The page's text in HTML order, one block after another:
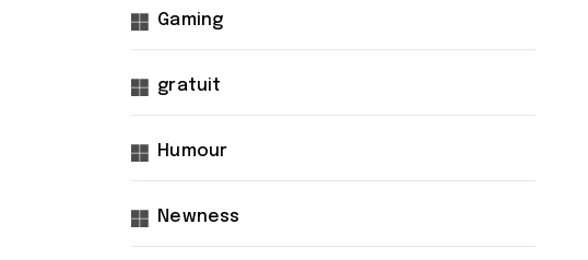
Gaming
gratuit
Humour
Newness